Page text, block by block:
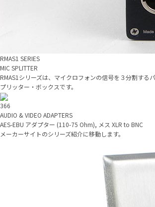
RMAS1 SERIES
MIC SPLITTER
RMAS1シリーズは、マイクロフォンの信号を３分割する
プリッター・ボックスです。
366
AUDIO & VIDEO ADAPTERS
AES-EBU アダプター (110-75 Ohm), メス XLR to BNC
メーカーサイトのシリーズ紹介に移動します。